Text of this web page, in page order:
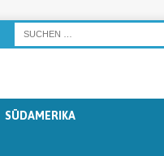
SÜDAMERIKA